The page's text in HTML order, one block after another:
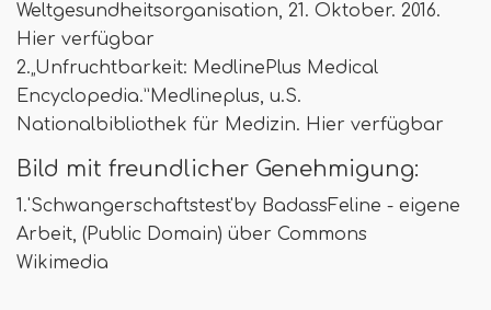
Weltgesundheitsorganisation, 21. Oktober. 2016.
Hier verfügbar
2.„Unfruchtbarkeit: MedlinePlus Medical
Encyclopedia.”Medlineplus, u.S.
Nationalbibliothek für Medizin. Hier verfügbar
Bild mit freundlicher Genehmigung:
1.'Schwangerschaftstest'by BadassFeline - eigene
Arbeit, (Public Domain) über Commons
Wikimedia